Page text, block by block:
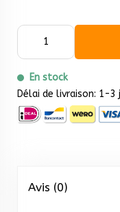
En stock
Délai de livraison: 1-3
Avis (0)